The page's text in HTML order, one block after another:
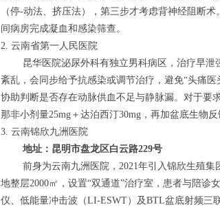
（停-动法、挤压法），第三步才考虑背神经阻断
间病房完成凝血和感染筛查。
2. 云南省第一人民医院
昆华医院泌尿外科有独立男科病区，治疗早
紊乱，会同步给予抗感染或调节治疗，避免“头痛
协助判断是否存在动脉供血不足与静脉漏。对于要
那非小剂量25mg＋达泊西汀30mg，再加盆底生物
3. 云南锦欣九洲医院
地址：昆明市盘龙区白云路229号
前身为云南九洲医院，2021年引入锦欣生殖
地整层2000㎡，设置“双通道”治疗室，患者与陪诊
仪、低能量冲击波（LI-ESWT）及BTL盆底射频三